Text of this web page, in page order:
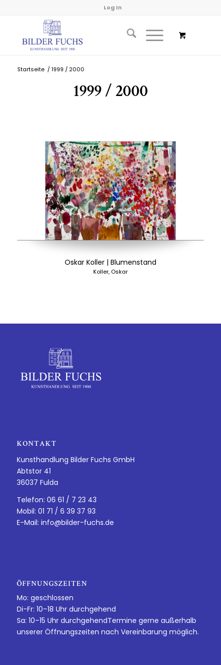
Log In
Startseite / 1999 / 2000
1999 / 2000
Oskar Koller | Blumenstand
Koller, Oskar
KONTAKT
Kunsthandlung Bilder Fuchs GmbH
Abtstor 41
36037 Fulda
Telefon: 06 61 / 7 23 43
Mobil: 01 71 / 6 39 37 93
E-Mail: info@bilder-fuchs.de
ÖFFNUNGSZEITEN
Mo: geschlossen
Di-Fr: 10–18 Uhr durchgehend
Sa: 10–15 Uhr durchgehendTermine gerne außerhalb
unserer Öffnungszeiten nach Vereinbarung möglich.